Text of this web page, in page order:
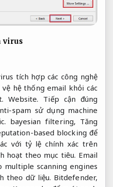
virus
tích hợp các công nghệ
hệ thống email khỏi các
Website. Tiếp cận đúng
spam sử dụng machine
bayesian filtering, Tăng
based blocking để
với tỷ lệ chính xác trên
hoạt theo mục tiêu. Email
scanning engines
theo dữ liệu. Bitdefender,